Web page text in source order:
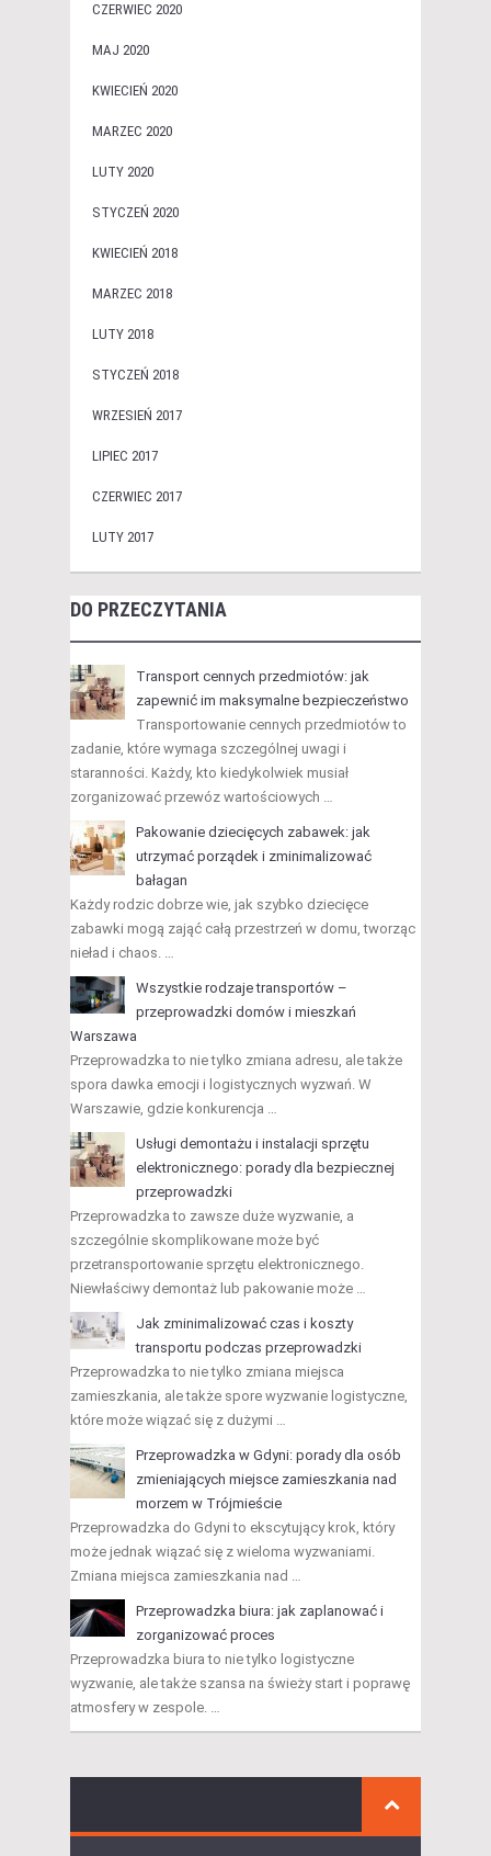
CZERWIEC 2020
MAJ 2020
KWIECIEŃ 2020
MARZEC 2020
LUTY 2020
STYCZEŃ 2020
KWIECIEŃ 2018
MARZEC 2018
LUTY 2018
STYCZEŃ 2018
WRZESIEŃ 2017
LIPIEC 2017
CZERWIEC 2017
LUTY 2017
DO PRZECZYTANIA
Transport cennych przedmiotów: jak
zapewnić im maksymalne bezpieczeństwo
Transportowanie cennych przedmiotów to
zadanie, które wymaga szczególnej uwagi i
staranności. Każdy, kto kiedykolwiek musiał
zorganizować przewóz wartościowych …
Pakowanie dziecięcych zabawek: jak
utrzymać porządek i zminimalizować
bałagan
Każdy rodzic dobrze wie, jak szybko dziecięce
zabawki mogą zająć całą przestrzeń w domu, tworząc
nieład i chaos. …
Wszystkie rodzaje transportów –
przeprowadzki domów i mieszkań
Warszawa
Przeprowadzka to nie tylko zmiana adresu, ale także
spora dawka emocji i logistycznych wyzwań. W
Warszawie, gdzie konkurencja …
Usługi demontażu i instalacji sprzętu
elektronicznego: porady dla bezpiecznej
przeprowadzki
Przeprowadzka to zawsze duże wyzwanie, a
szczególnie skomplikowane może być
przetransportowanie sprzętu elektronicznego.
Niewłaściwy demontaż lub pakowanie może …
Jak zminimalizować czas i koszty
transportu podczas przeprowadzki
Przeprowadzka to nie tylko zmiana miejsca
zamieszkania, ale także spore wyzwanie logistyczne,
które może wiązać się z dużymi …
Przeprowadzka w Gdyni: porady dla osób
zmieniających miejsce zamieszkania nad
morzem w Trójmieście
Przeprowadzka do Gdyni to ekscytujący krok, który
może jednak wiązać się z wieloma wyzwaniami.
Zmiana miejsca zamieszkania nad …
Przeprowadzka biura: jak zaplanować i
zorganizować proces
Przeprowadzka biura to nie tylko logistyczne
wyzwanie, ale także szansa na świeży start i poprawę
atmosfery w zespole. …